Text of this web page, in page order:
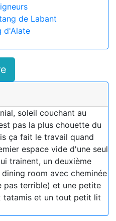
de Labant
d'Alate
soleil couchant au
pas la plus chouette du
ça fait le travail quand
espace vide d'une seul
trainent, un deuxième
room avec cheminée
pas terrible) et une petite
tatamis et un tout petit lit